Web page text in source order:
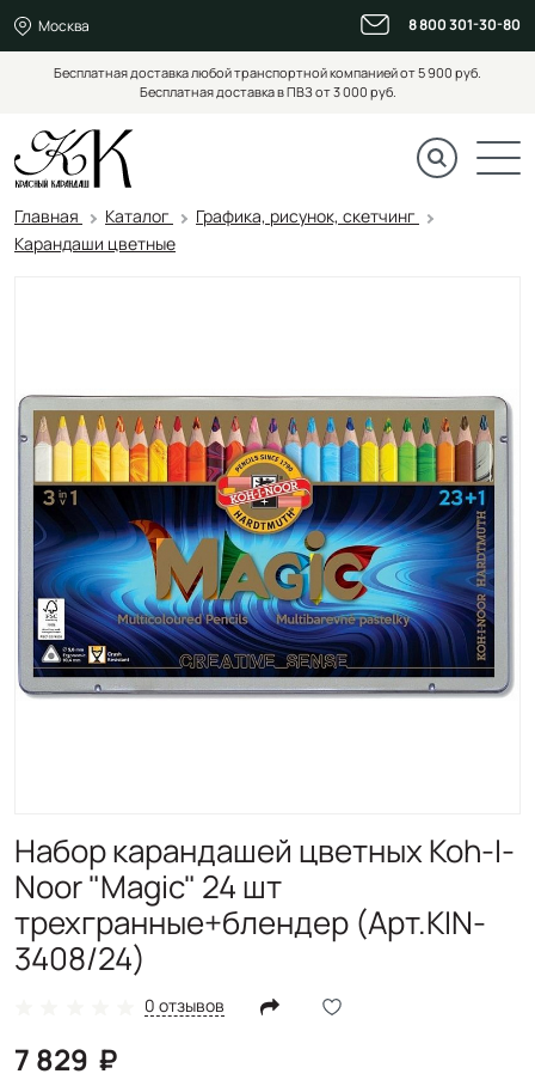
Москва 8 800 301-30-80
Бесплатная доставка любой транспортной компанией от 5 900 руб.
Бесплатная доставка в ПВЗ от 3 000 руб.
Главная Каталог
Графика, рисунок, скетчинг
Карандаши цветные
Набор карандашей цветных Koh-I-
Noor "Magic" 24 шт
трехгранные+блендер (Арт.KIN-
3408/24)
0 отзывов
7 829